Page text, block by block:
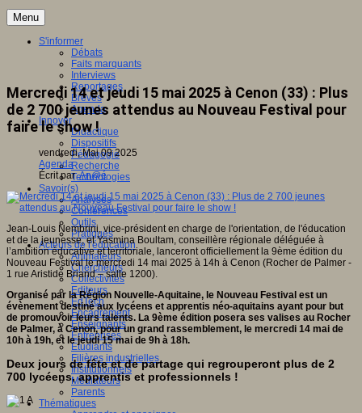
Menu
S'informer
Débats
Faits marquants
Interviews
Reportages
Brèves
Agenda
Innover
Didactique
Dispositifs
Pédagogie
Recherche
Technologies
Savoir(s)
Analyses
Conférences
Outils
Pratiques
Acteurs de l'éducation
Animateurs
Chercheurs
Collectivités
Editeurs
EdTech
Encadrement
Enseignants
Entreprises
Etudiants
Filières industrielles
Institutionnels
Médiateurs
Parents
Thématiques
Mercredi 14 et jeudi 15 mai 2025 à Cenon (33) : Plus
de 2 700 jeunes attendus au Nouveau Festival pour
faire le show !
vendredi, Mai 09 2025
Agenda
Écrit parAn@é
Jean-Louis Nembrini, vice-président en charge de l'orientation, de l'éducation
et de la jeunesse, et Yasmina Boultam, conseillère régionale déléguée à
l’ambition éducative et territoriale, lanceront officiellement la 9ème édition du
Nouveau Festival le mercredi 14 mai 2025 à 14h à Cenon (Rocher de Palmer -
1 rue Aristide Briand – salle 1200).
Organisé par la Région Nouvelle-Aquitaine, le Nouveau Festival est un
évènement destiné aux lycéens et apprentis néo-aquitains ayant pour but
de promouvoir leurs talents. La 9ème édition posera ses valises au Rocher
de Palmer, à Cenon, pour un grand rassemblement, le mercredi 14 mai de
10h à 19h, et le jeudi 15 mai de 9h à 18h.
Deux jours de fête et de partage qui regrouperont plus de 2
700 lycéens, apprentis et professionnels !